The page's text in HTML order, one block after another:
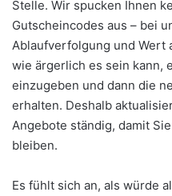
Stelle. Wir spucken Ihnen
Gutscheincodes aus – bei
Ablaufverfolgung und Wert
wie ärgerlich es sein kann,
einzugeben und dann die
erhalten. Deshalb
Angebote ständig, damit
bleiben.
Es fühlt sich an, als würde